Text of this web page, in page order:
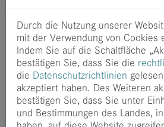
Durch die Nutzung unserer
mit der Verwendung von Cookies
Indem Sie auf die Schaltfläche
bestätigen Sie, dass Sie die
die Datenschutzrichtlinien
akzeptiert haben. Des Weiteren
bestätigen Sie, dass Sie unter
und Bestimmungen des Landes,
Neues
Mandat für
Das Team von finccam, den
Risikoprämien und